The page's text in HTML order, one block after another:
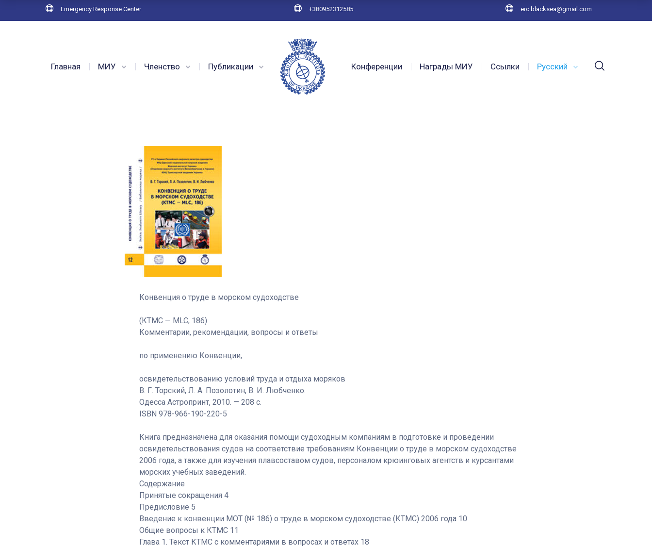
Emergency Response Center +380952312585 erc.blacksea@gmail.com
Главная МИУ Членство Публикации Конференции Награды МИУ Ссылки Русский
Конвенция о труде в морском судоходстве
(КТМС — MLC, 186)
Комментарии, рекомендации, вопросы и ответы
по применению Конвенции,
освидетельствованию условий труда и отдыха моряков
В. Г. Торский, Л. А. Позолотин, В. И. Любченко.
Одесса Астропринт, 2010. — 208 с.
ISBN 978-966-190-220-5
Книга предназначена для оказания помощи судоходным компаниям в подготовке и проведении
освидетельствования судов на соответствие требованиям Конвенции о труде в морском судоходстве
2006 года, а также для изучения плавсоставом судов, персоналом крюинговых агентств и курсантами
морских учебных заведений.
Содержание
Принятые сокращения 4
Предисловие 5
Введение к конвенции МОТ (№ 186) о труде в морском судоходстве (КТМС) 2006 года 10
Общие вопросы к КТМС 11
Глава 1. Текст КТМС с комментариями в вопросах и ответах 18